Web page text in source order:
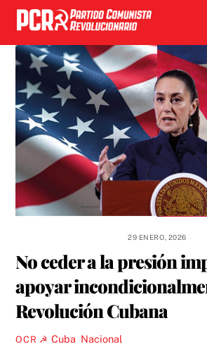
Skip
content
29 ENERO, 2026
No ceder a la presión
apoyar
Revolución Cubana
OCR ☭ Cuba Nacional